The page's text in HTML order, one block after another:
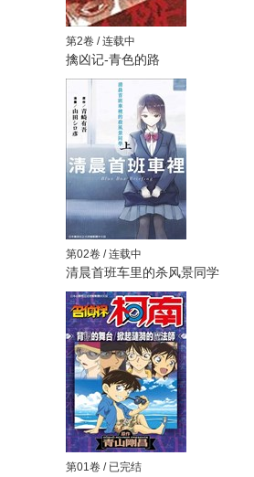
第2卷 / 连载中
擒凶记-青色的路
第02卷 / 连载中
清晨首班车里的杀风景同学
第01卷 / 已完结